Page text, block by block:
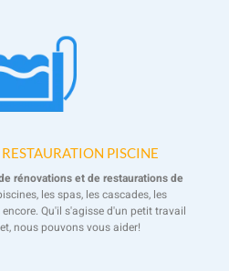
PISCINE
rénovations et de restaurations de
les spas, les cascades, les
Qu'il s'agisse d'un petit travail
nous pouvons vous aider!